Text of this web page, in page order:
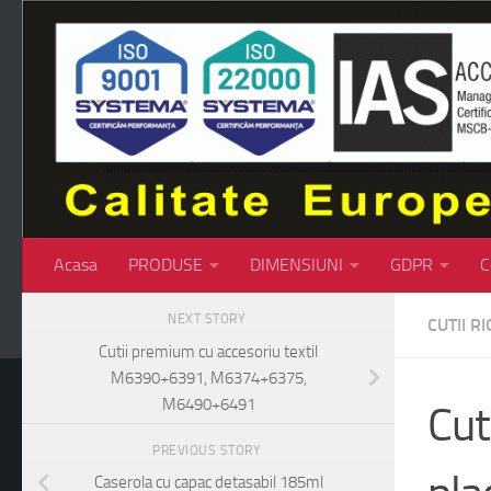
Skip to content
Acasa PRODUSE DIMENSIUNI GDPR
CUTII
NEXT STORY
Cutii premium cu accesoriu textil
M6390+6391, M6374+6375,
M6490+6491
PREVIOUS STORY
Caserola cu capac detasabil 185ml